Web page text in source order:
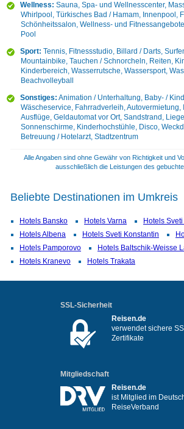
Wellness: Sauna, Spa- und Wellnesscenter,
Whirlpool, Türkisches Bad / Hamam, Innenpool,
Schönheitssalon, Wellness- und
Pool
Sport: Tennis, Fitnessstudio, Billard / Darts,
Mountainbike, Tauchen / Schnorcheln, Reiten,
Kinderbereich, Wasserrutsche, Wassersport,
Beachvolleyball
Sonstiges: Animation / Unterhaltung, Baby- /
Wäscheservice, Fahrradverleih, Autovermietung,
Ausflüge, Geldautomat vor Ort, Sandstrand,
Sonnenschirme, Kinderhochstühle, Disco,
Betreuung / Hotelarzt, Stadtzentrum
Alle Angaben sind ohne Gewähr von Richtigkeit und
ausschließlich die Leistungen des
Beliebte Destinationen im Umkreis
Hotels Bansko Hotels Varna
Hotels
Hotels Albena
Hotels Sveti Konstantin
Hotels Pamporovo
Hotels Baltschik-Weisse
Hotels Kranevo
Hotels Trakata
SSL-Sicherheit
Reisen.de
verwendet sichere
Zertifikate
Mitgliedschaft
Reisen.de
ist Mitglied im
ReiseVerband